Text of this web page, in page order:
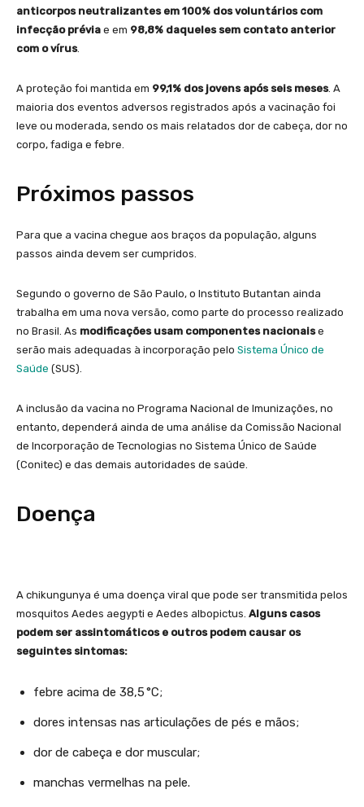
anticorpos neutralizantes em 100% dos voluntários com
infecção prévia e em 98,8% daqueles sem contato anterior
com o vírus.
A proteção foi mantida em 99,1% dos jovens após seis meses. A
maioria dos eventos adversos registrados após a vacinação foi
leve ou moderada, sendo os mais relatados dor de cabeça, dor no
corpo, fadiga e febre.
Próximos passos
Para que a vacina chegue aos braços da população, alguns
passos ainda devem ser cumpridos.
Segundo o governo de São Paulo, o Instituto Butantan ainda
trabalha em uma nova versão, como parte do processo realizado
no Brasil. As modificações usam componentes nacionaise
serão mais adequadas à incorporação pelo Sistema Único de
Saúde (SUS).
A inclusão da vacina no Programa Nacional de Imunizações, no
entanto, dependerá ainda de uma análise da Comissão Nacional
de Incorporação de Tecnologias no Sistema Único de Saúde
(Conitec) e das demais autoridades de saúde.
Doença
A chikungunya é uma doença viral que pode ser transmitida pelos
mosquitos Aedes aegypti e Aedes albopictus. Alguns casos
podem ser assintomáticos e outros podem causar os
seguintes sintomas:
febre acima de 38,5 °C;
dores intensas nas articulações de pés e mãos;
dor de cabeça e dor muscular;
manchas vermelhas na pele.